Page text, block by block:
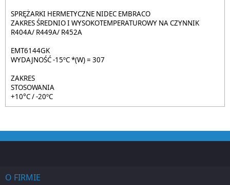
SPRĘŻARKI HERMETYCZNE NIDEC EMBRACO
ZAKRES ŚREDNIO I WYSOKOTEMPERATUROWY NA CZYNNIK
R404A/ R449A/ R452A
EMT6144GK
WYDAJNOŚĆ -15ºC *(W) = 307
ZAKRES
STOSOWANIA
+10°C / -20ºC
O FIRMIE